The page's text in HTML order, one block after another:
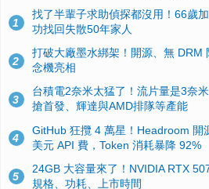
1
找了半輩子求助偵探都沒用！66歲
功找回失散50年家人
2
打破大廠墨水綁架！開源、無 DRM
念機亮相
3
台積電2奈米太猛了！流片量是3奈
搶首發、輝達與AMD排隊等產能
4
GitHub 狂攬 4 萬星！Headroom 開
美元 API 費，Token 消耗暴降 92%
5
24GB 大容量來了！NVIDIA RTX
規格、功耗、上市時間